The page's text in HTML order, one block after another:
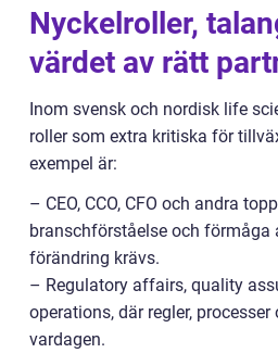
Nyckelroller,
värdet av rätt
Inom svensk och nordisk life
roller som extra kritiska för
exempel är:
– CEO, CCO, CFO och andra
branschförståelse och förmåga
förändring krävs.
– Regulatory affairs, quality
operations, där regler,
vardagen.